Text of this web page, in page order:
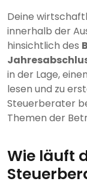
Deine
innerhalb der
hinsichtlich des
in der Lage,
lesen und zu
Steuerberater
Themen der
Wie läuft